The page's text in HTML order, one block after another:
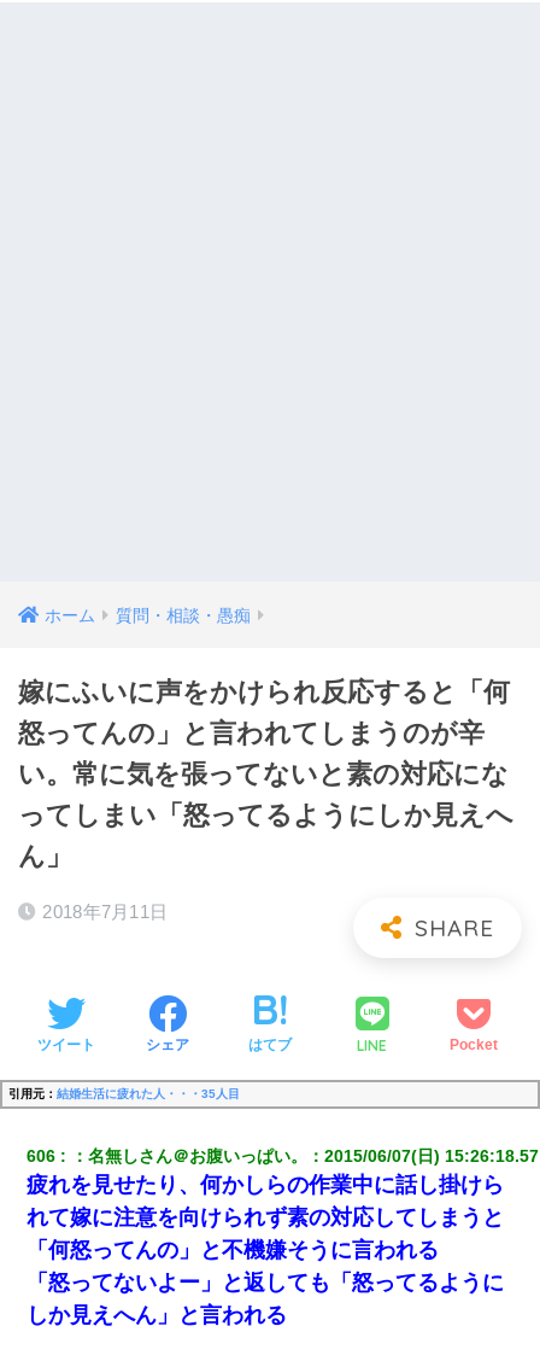
ホーム 質問・相談・愚痴
嫁にふいに声をかけられ反応すると「何
怒ってんの」と言われてしまうのが辛
い。常に気を張ってないと素の対応にな
ってしまい「怒ってるようにしか見えへ
ん」
2018年7月11日
ツイート シェア はてブ LINE Pocket
引用元： 結婚生活に疲れた人・・・35人目
606 ：名無しさん＠お腹いっぱい。 ：2015/06/07(日)
疲れを見せたり、何かしらの作業中に話し掛けら
れて嫁に注意を向けられず素の対応してしまうと
「何怒ってんの」と不機嫌そうに言われる
「怒ってないよー」と返しても「怒ってるように
しか見えへん」と言われる